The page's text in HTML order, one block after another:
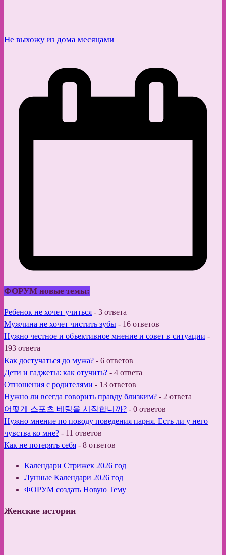
Не выхожу из дома месяцами
ФОРУМ новые темы:
Ребенок не хочет учиться - 3 ответа
Мужчина не хочет чистить зубы - 16 ответов
Нужно честное и объективное мнение и совет в ситуации -
193 ответа
Как достучаться до мужа? - 6 ответов
Дети и гаджеты: как отучить? - 4 ответа
Отношения с родителями - 13 ответов
Нужно ли всегда говорить правду близким? - 2 ответа
어떻게 스포츠 베팅을 시작합니까? - 0 ответов
Нужно мнение по поводу поведения парня. Есть ли у него
чувства ко мне? - 11 ответов
Как не потерять себя - 8 ответов
Календари Стрижек 2026 год
Лунные Календари 2026 год
ФОРУМ создать Новую Тему
Женские истории